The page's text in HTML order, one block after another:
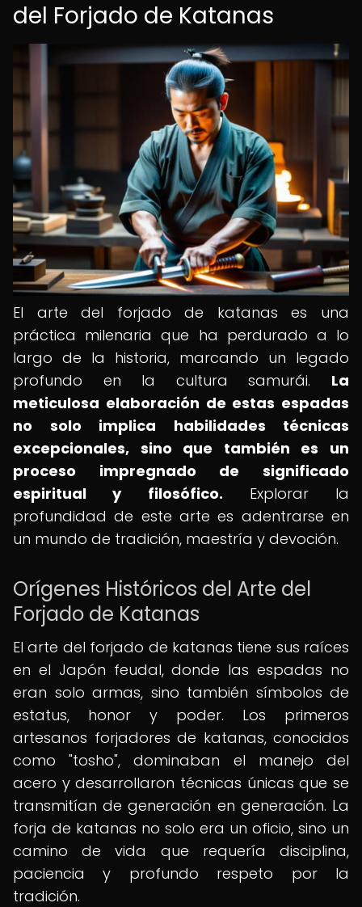
del Forjado de Katanas
El arte del forjado de katanas es una
práctica milenaria que ha perdurado a lo
largo de la historia, marcando un legado
profundo en la cultura samurái. La
meticulosa elaboración de estas espadas
no solo implica habilidades técnicas
excepcionales, sino que también es un
proceso impregnado de significado
espiritual y filosófico. Explorar la
profundidad de este arte es adentrarse en
un mundo de tradición, maestría y devoción.
Orígenes Históricos del Arte del
Forjado de Katanas
El arte del forjado de katanas tiene sus raíces
en el Japón feudal, donde las espadas no
eran solo armas, sino también símbolos de
estatus, honor y poder. Los primeros
artesanos forjadores de katanas, conocidos
como "tosho", dominaban el manejo del
acero y desarrollaron técnicas únicas que se
transmitían de generación en generación. La
forja de katanas no solo era un oficio, sino un
camino de vida que requería disciplina,
paciencia y profundo respeto por la
tradición.